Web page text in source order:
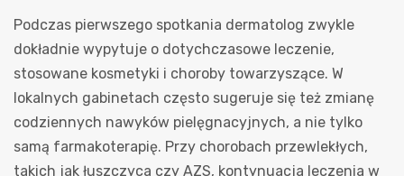
Podczas pierwszego spotkania dermatolog zwykle
dokładnie wypytuje o dotychczasowe leczenie,
stosowane kosmetyki i choroby towarzyszące. W
lokalnych gabinetach często sugeruje się też zmianę
codziennych nawyków pielęgnacyjnych, a nie tylko
samą farmakoterapię. Przy chorobach przewlekłych,
takich jak łuszczyca czy AZS, kontynuacja leczenia w